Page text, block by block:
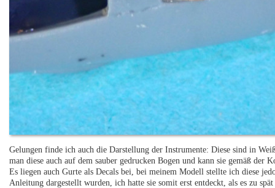
Gelungen finde ich auch die Darstellung der Instrumente: Diese sind in
man diese auch auf dem sauber gedrucken Bogen und kann sie gemäß der
Es liegen auch Gurte als Decals bei, bei meinem Modell stellte ich diese
Anleitung dargestellt wurden, ich hatte sie somit erst entdeckt, als es zu